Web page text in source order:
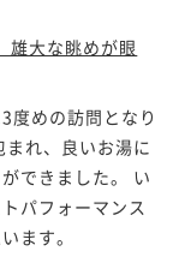
雄大な眺めが眼
度めの訪問となり
れ、良いお湯に
できました。 い
パフォーマンス
ます。